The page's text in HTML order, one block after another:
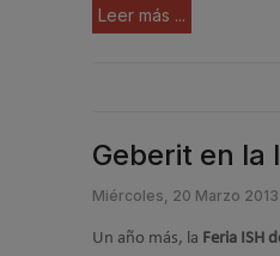
Leer más ...
Geberit en
Miércoles, 20 Marzo 2013
Un año más, la Feria ISH